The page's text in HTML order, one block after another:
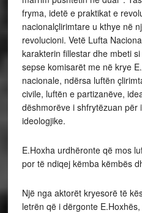
fryma, idetë e praktikat e
nacionalçlirimtare u kthye në
revolucioni. Vetë Lufta
karakterin fillestar dhe mbeti
sepse komisarët me në krye
nacionale, ndërsa luftën
civile, luftën e partizanëve,
dëshmorëve i shfrytëzuan
ideologjike.
E.Hoxha urdhëronte që mos
por të ndiqej këmba këmbës
Një nga aktorët kryesorë të
letrën që i dërgonte